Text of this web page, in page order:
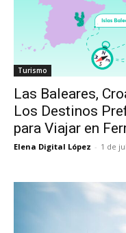
Turismo
Las Baleares,
Los Destinos
para Viajar en
Elena Digital López - 1 de